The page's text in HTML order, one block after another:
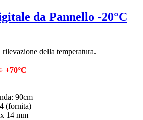
da Pannello -20°C
della temperatura.
+70°C
90cm
(fornita)
14 mm